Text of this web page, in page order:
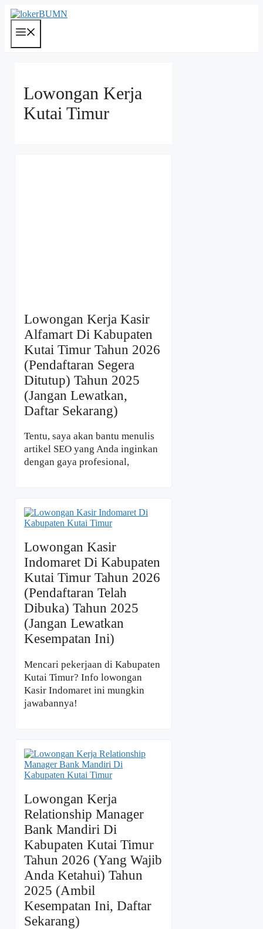
Langsung
ke
Lowongan Kerja
Kutai Timur
Lowongan Kerja Kasir
Alfamart Di Kabupaten
Kutai Timur Tahun 2026
(Pendaftaran Segera
Ditutup) Tahun 2025
(Jangan Lewatkan,
Daftar Sekarang)
Tentu, saya akan bantu menulis
artikel SEO yang Anda inginkan
dengan gaya profesional,
Lowongan Kasir
Indomaret Di Kabupaten
Kutai Timur Tahun 2026
(Pendaftaran Telah
Dibuka) Tahun 2025
(Jangan Lewatkan
Kesempatan Ini)
Mencari pekerjaan di Kabupaten
Kutai Timur? Info lowongan
Kasir Indomaret ini mungkin
jawabannya!
Lowongan Kerja
Relationship Manager
Bank Mandiri Di
Kabupaten Kutai Timur
Tahun 2026 (Yang Wajib
Anda Ketahui) Tahun
2025 (Ambil
Kesempatan Ini, Daftar
Sekarang)